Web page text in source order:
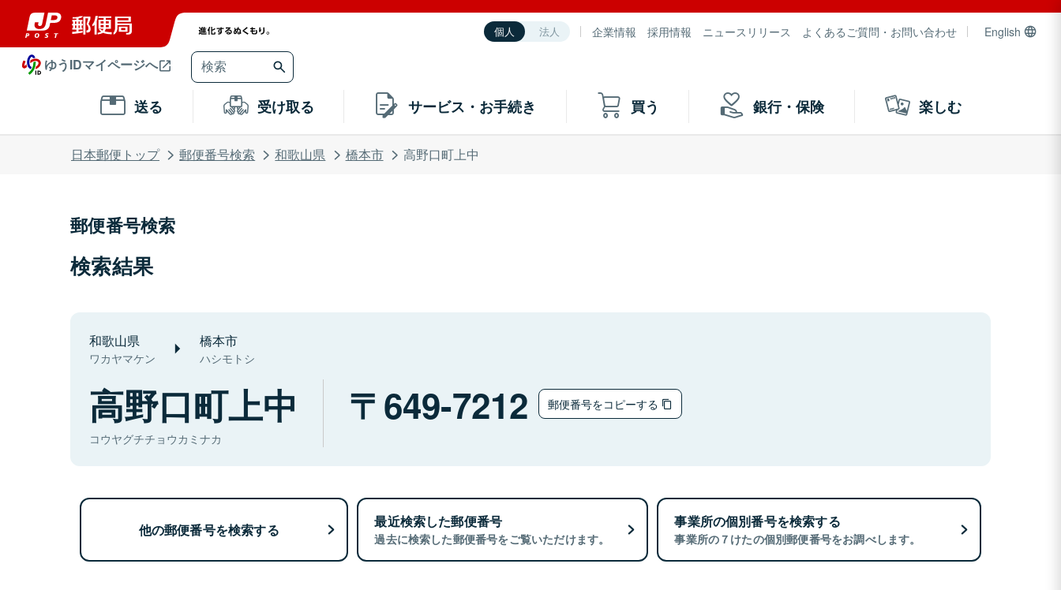
個人 法人 企業情報 採用情報 ニュースリリース よくあるご質問・お問い合わせ English
ゆうIDマイページへ
送る 受け取る サービス・お手続き 買う 銀行・保険 楽しむ
日本郵便トップ 郵便番号検索 和歌山県 橋本市 高野口町上中
郵便番号検索
検索結果
和歌山県
ワカヤマケン
橋本市
ハシモトシ
高野口町上中
コウヤグチチョウカミナカ
649-7212 郵便番号をコピーする
他の郵便番号を検索する 最近検索した郵便番号
過去に検索した郵便番号をご覧いただけます。
事業所の個別番号を検索する
事業所の７けたの個別郵便番号をお調べします。